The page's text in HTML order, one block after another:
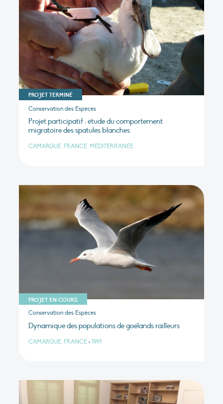
PROJET TERMINÉ
Conservation des Espèces
Projet participatif : étude du comportement
migratoire des spatules blanches
CAMARGUE, FRANCE, MÉDITERRANÉE
PROJET EN COURS
Conservation des Espèces
Dynamique des populations de goélands railleurs
CAMARGUE, FRANCE • 1991